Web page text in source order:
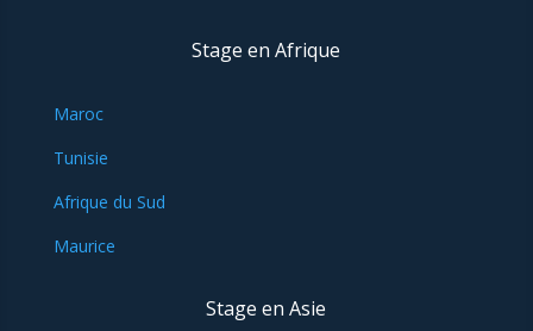
Stage en Afrique
Maroc
Tunisie
Afrique du Sud
Maurice
Stage en Asie